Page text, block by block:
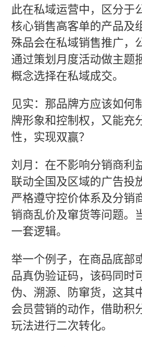
此在私域运营中，区分于
核心销售高客单的产品及
殊品会在私域销售推广，
通过策划月度活动做主题
概念选择在私域成交。
见实：那品牌方应该如何
牌形象和控制权，又能充
性，实现双赢？
刘月：在不影响分销商利
联动全国及区域的广告投
严格遵守控价体系及分销
销商乱价及窜货等问题。
一套逻辑。
举一个例子，在商品底部
品真伪验证码，该码同时
伪、溯源、防窜货，这其
会员营销的动作，借助积
玩法进行二次转化。